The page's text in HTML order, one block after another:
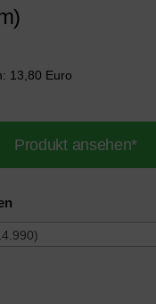
13,80 Euro
Produkt ansehen*